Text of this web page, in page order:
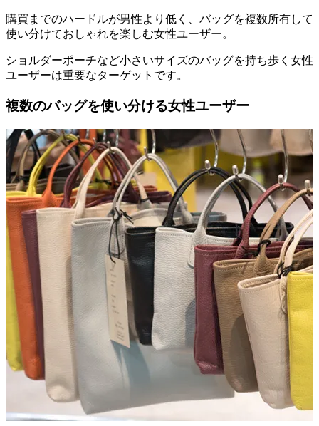
購買までのハードルが男性より低く、バッグを複数所有して
使い分けておしゃれを楽しむ女性ユーザー。
ショルダーポーチなど小さいサイズのバッグを持ち歩く女性
ユーザーは重要なターゲットです。
複数のバッグを使い分ける女性ユーザー